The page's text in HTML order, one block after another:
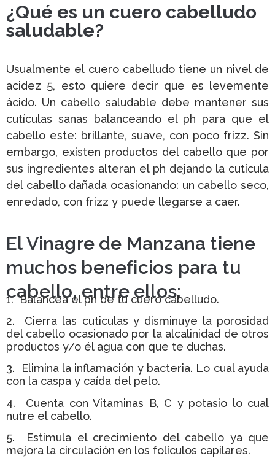
¿Qué es un cuero cabelludo
saludable?
Usualmente el cuero cabelludo tiene un nivel de
acidez 5, esto quiere decir que es levemente
ácido. Un cabello saludable debe mantener sus
cutículas sanas balanceando el ph para que el
cabello este: brillante, suave, con poco frizz. Sin
embargo, existen productos del cabello que por
sus ingredientes alteran el ph dejando la cutícula
del cabello dañada ocasionando: un cabello seco,
enredado, con frizz y puede llegarse a caer.
El Vinagre de Manzana tiene
muchos beneficios para tu
cabello, entre ellos:
1. Balancea el ph de tu cuero cabelludo.
2. Cierra las cuticulas y disminuye la porosidad
del cabello ocasionado por la alcalinidad de otros
productos y/o él agua con que te duchas.
3. Elimina la inflamación y bacteria. Lo cual ayuda
con la caspa y caída del pelo.
4. Cuenta con Vitaminas B, C y potasio lo cual
nutre el cabello.
5. Estimula el crecimiento del cabello ya que
mejora la circulación en los folículos capilares.